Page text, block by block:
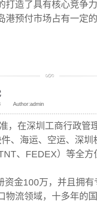
打造了具有核心竞争
港预付市场占有一定
Author:admin
，在深圳工商行政管
、海运、空运、深
、FEDEX）等全方
资金100万，并且拥
物流领域，十多年的